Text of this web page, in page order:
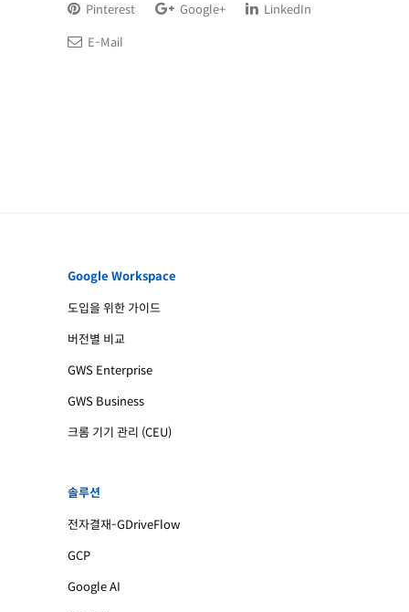
Pinterest Google+ LinkedIn
E-Mail
Google Workspace
도입을 위한 가이드
버전별 비교
GWS Enterprise
GWS Business
크롬 기기 관리 (CEU)
솔루션
전자결재-GDriveFlow
GCP
Google AI